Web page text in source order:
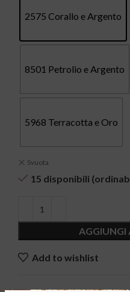
2575 Corallo e Argento
8501 Petrolio e Argento
5968 Terracotta e Oro
Svuota
15 disponibili
AGGIUNGI
Add to wishlist